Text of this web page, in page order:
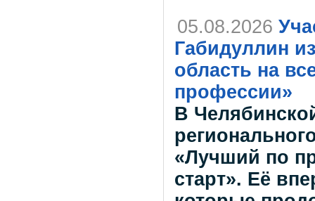
05.08.2026
Габидуллин
область на
профессии»
В
«Лучший по
старт». Её